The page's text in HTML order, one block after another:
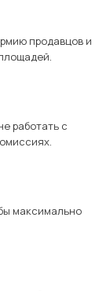
продавцов и
работать с
максимально